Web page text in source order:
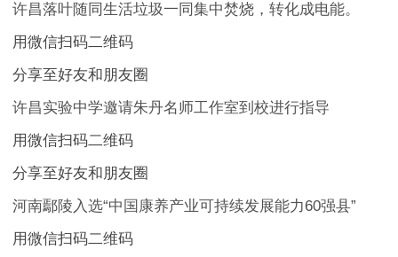
许昌落叶随同生活垃圾一同集中焚烧，转化成电能。
用微信扫码二维码
分享至好友和朋友圈
许昌实验中学邀请朱丹名师工作室到校进行指导
用微信扫码二维码
分享至好友和朋友圈
河南鄢陵入选“中国康养产业可持续发展能力60强县”
用微信扫码二维码